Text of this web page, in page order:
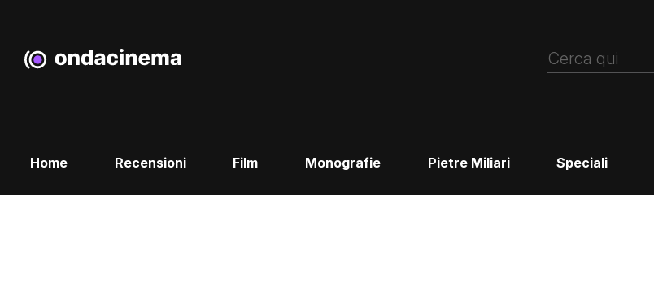
Home Recensioni Film Monografie Pietre Miliari Speciali